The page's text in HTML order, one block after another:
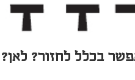
בכלל לחזור?